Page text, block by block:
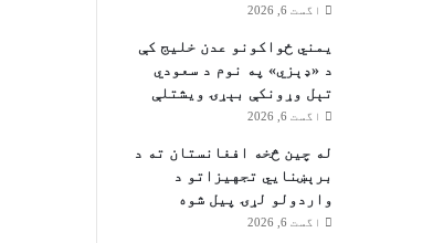
اگست 6, 2026
یمني ځواکونو عدن خلیج کې
د «ډېزي» په نوم د سعودي
تېل وړونکې بېړۍ ویشتلې
اگست 6, 2026
له چین څخه افغانستان ته د
برېښنايي تجهیزاتو د
واردولو لړۍ پیل شوه
اگست 6, 2026